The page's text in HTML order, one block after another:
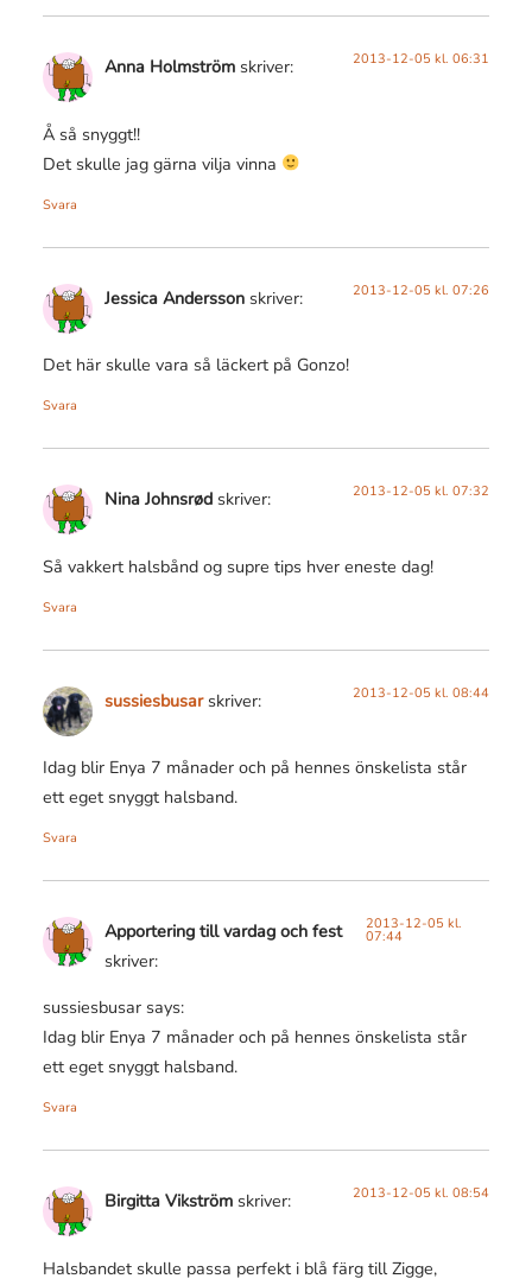
Anna Holmström skriver: 2013-12-05 kl. 06:31
Å så snyggt!!
Det skulle jag gärna vilja vinna
Svara
Jessica Andersson skriver: 2013-12-05 kl. 07:26
Det här skulle vara så läckert på Gonzo!
Svara
Nina Johnsrød skriver: 2013-12-05 kl. 07:32
Så vakkert halsbånd og supre tips hver eneste dag!
Svara
sussiesbusar skriver: 2013-12-05 kl. 08:44
Idag blir Enya 7 månader och på hennes önskelista står
ett eget snyggt halsband.
Svara
Apportering till vardag och fest
skriver:
2013-12-05 kl.
07:44
sussiesbusar says:
Idag blir Enya 7 månader och på hennes önskelista står
ett eget snyggt halsband.
Svara
Birgitta Vikström skriver: 2013-12-05 kl. 08:54
Halsbandet skulle passa perfekt i blå färg till Zigge,